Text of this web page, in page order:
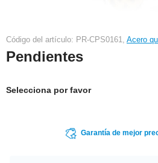
Código del artículo: PR-CPS0161, Acero
Pendientes
Selecciona por favor
Garantía de mejor